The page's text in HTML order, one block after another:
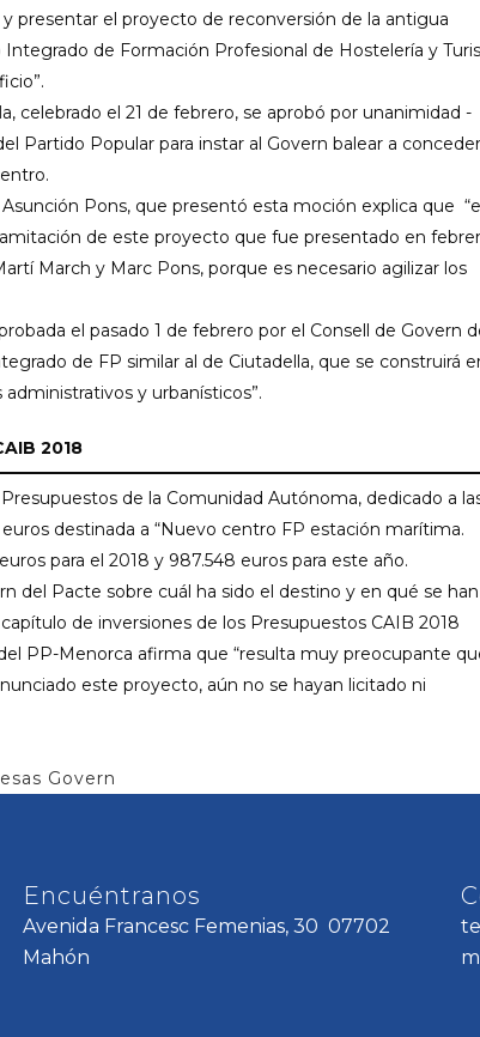
el proyecto de reconversión de la antigua
de Formación Profesional de Hostelería y
el 21 de febrero, se aprobó por unanimidad -
Partido Popular para instar al Govern balear a
Pons, que presentó esta moción explica que
de este proyecto que fue presentado en
March y Marc Pons, porque es necesario agilizar los
el pasado 1 de febrero por el Consell de Govern
de FP similar al de Ciutadella, que se construirá
y urbanísticos”.
2018
de la Comunidad Autónoma, dedicado a
destinada a “Nuevo centro FP estación marítima.
para el 2018 y 987.548 euros para este año.
Pacte sobre cuál ha sido el destino y en qué se han
de inversiones de los Presupuestos CAIB 2018
Menorca afirma que “resulta muy preocupante
este proyecto, aún no se hayan licitado ni
Govern
Encuéntranos
Avenida Francesc Femenias, 30 07702
Mahón